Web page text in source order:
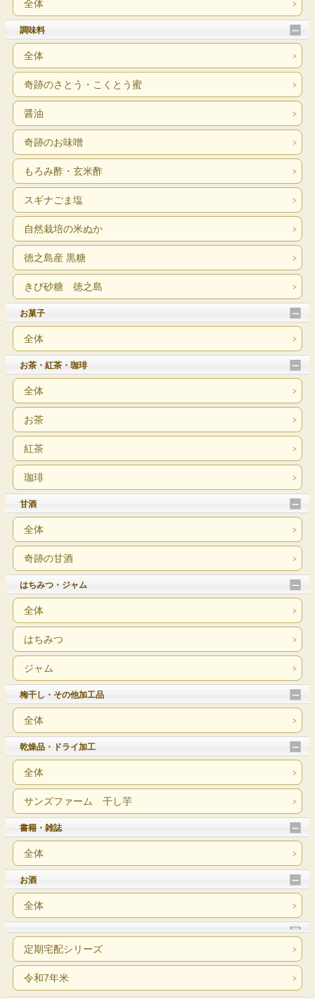
全体
調味料
全体
奇跡のさとう・こくとう蜜
醤油
奇跡のお味噌
もろみ酢・玄米酢
スギナごま塩
自然栽培の米ぬか
徳之島産 黒糖
きび砂糖 徳之島
お菓子
全体
お茶・紅茶・珈琲
全体
お茶
紅茶
珈琲
甘酒
全体
奇跡の甘酒
はちみつ・ジャム
全体
はちみつ
ジャム
梅干し・その他加工品
全体
乾燥品・ドライ加工
全体
サンズファーム 干し芋
書籍・雑誌
全体
お酒
全体
定期宅配シリーズ
令和7年米